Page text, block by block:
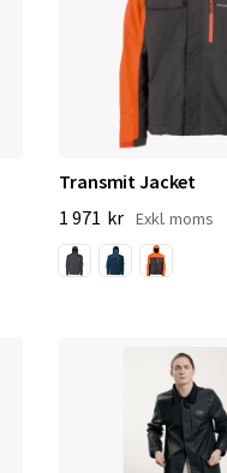
Transmit Jacket
1 971 kr